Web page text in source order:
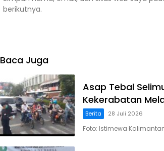
berikutnya.
Baca Juga
Asap Tebal
Kekerabatan
Berita 28 Juli 2026
Foto: Istimewa